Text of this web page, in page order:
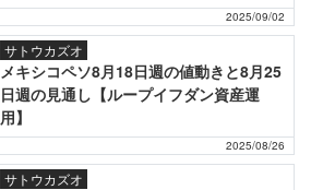
2025/09/02
サトウカズオ
メキシコペソ8月18日週の値動きと8月25
日週の見通し【ループイフダン資産運
用】
2025/08/26
サトウカズオ